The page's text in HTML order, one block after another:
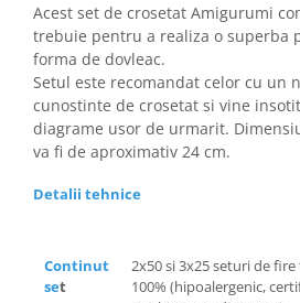
Acest set de crosetat Amigurumi
trebuie pentru a realiza o superba
forma de dovleac.
Setul este recomandat celor cu un
cunostinte de crosetat si vine
diagrame usor de urmarit.
va fi de aproximativ 24 cm.
Detalii tehnice
Continut
set
2x50 si 3x25 seturi de
100% (hipoalergenic,